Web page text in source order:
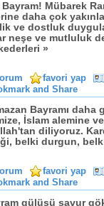
Mübarek
daha çok
ve dostluk
neşe ve mutluluk
»
favori yap
Bayramı
İslam alemine
diliyoruz.
belki durgun,
favori yap
gülüşü savur